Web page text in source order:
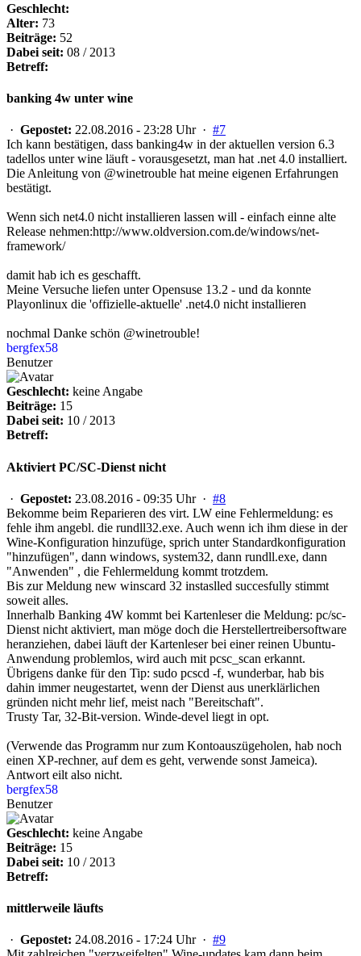
Geschlecht:
Alter: 73
Beiträge: 52
Dabei seit: 08 / 2013
Betreff:
banking 4w unter wine
· Gepostet: 22.08.2016 - 23:28 Uhr · #7
Ich kann bestätigen, dass banking4w in der aktuellen version 6.3
tadellos unter wine läuft - vorausgesetzt, man hat .net 4.0 installiert.
Die Anleitung von @winetrouble hat meine eigenen Erfahrungen
bestätigt.
Wenn sich net4.0 nicht installieren lassen will - einfach einne alte
Release nehmen:http://www.oldversion.com.de/windows/net-
framework/
damit hab ich es geschafft.
Meine Versuche liefen unter Opensuse 13.2 - und da konnte
Playonlinux die 'offizielle-aktuelle' .net4.0 nicht installieren
nochmal Danke schön @winetrouble!
bergfex58
Benutzer
Geschlecht: keine Angabe
Beiträge: 15
Dabei seit: 10 / 2013
Betreff:
Aktiviert PC/SC-Dienst nicht
· Gepostet: 23.08.2016 - 09:35 Uhr · #8
Bekomme beim Reparieren des virt. LW eine Fehlermeldung: es
fehle ihm angebl. die rundll32.exe. Auch wenn ich ihm diese in der
Wine-Konfiguration hinzufüge, sprich unter Standardkonfiguration
"hinzufügen", dann windows, system32, dann rundll.exe, dann
"Anwenden" , die Fehlermeldung kommt trotzdem.
Bis zur Meldung new winscard 32 instaslled succesfully stimmt
soweit alles.
Innerhalb Banking 4W kommt bei Kartenleser die Meldung: pc/sc-
Dienst nicht aktiviert, man möge doch die Herstellertreibersoftware
heranziehen, dabei läuft der Kartenleser bei einer reinen Ubuntu-
Anwendung problemlos, wird auch mit pcsc_scan erkannt.
Übrigens danke für den Tip: sudo pcscd -f, wunderbar, hab bis
dahin immer neugestartet, wenn der Dienst aus unerklärlichen
gründen nicht mehr lief, meist nach "Bereitschaft".
Trusty Tar, 32-Bit-version. Winde-devel liegt in opt.
(Verwende das Programm nur zum Kontoauszügeholen, hab noch
einen XP-rechner, auf dem es geht, verwende sonst Jameica).
Antwort eilt also nicht.
bergfex58
Benutzer
Geschlecht: keine Angabe
Beiträge: 15
Dabei seit: 10 / 2013
Betreff:
mittlerweile läufts
· Gepostet: 24.08.2016 - 17:24 Uhr · #9